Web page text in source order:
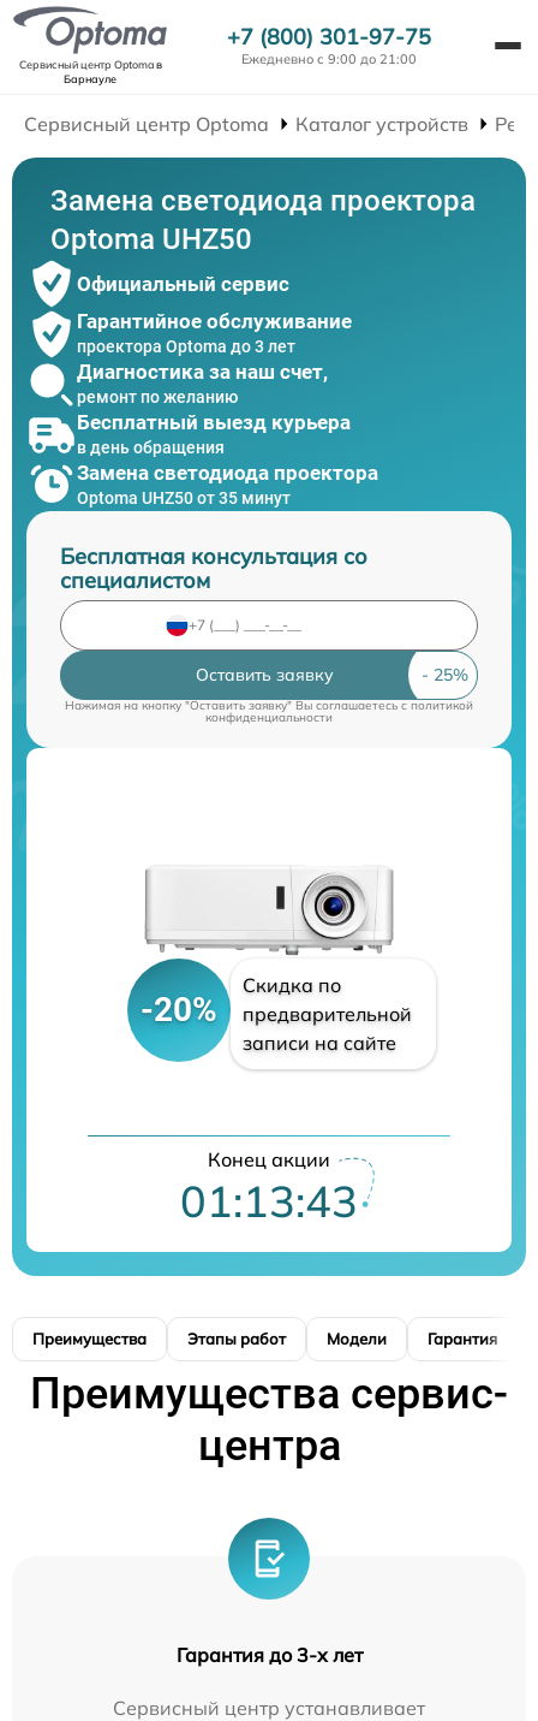
Сервисный центр Optomaв
Барнауле
+7 (800) 301-97-75
Ежедневно с 9:00 до 21:00
Сервисный центр Optoma Каталог устройств
Замена светодиода проектора
Optoma UHZ50
Официальный сервис
Гарантийное обслуживание
проектора Optoma до 3 лет
Диагностика за наш счет,
ремонт по желанию
Бесплатный выезд курьера
в день обращения
Замена светодиода проектора
Optoma UHZ50 от 35 минут
Бесплатная консультация со
специалистом
Оставить заявку
Нажимая на кнопку "Оставить заявку" Вы соглашаетесь cполитикой
конфиденциальности
-20%
Скидка по
предварительной
записи на сайте
Конец акции
01:13:42
Преимущества Этапы работ Модели Гарантия
Преимущества сервис-
центра
Гарантия до 3-х лет
Сервисный центр устанавливает